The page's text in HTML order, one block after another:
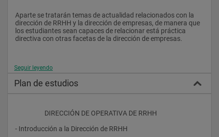
Aparte se tratarán temas de actualidad relacionados con la
dirección de RRHH y la dirección de empresas, de manera que
los estudiantes sean capaces de relacionar está práctica
directiva con otras facetas de la dirección de empresas.
Este Experto es uno de los dos que conforman la MAESTRÍA
DEL PERSONAL.
# Proyección:
Seguir leyendo
Plan de estudios
                    DIRECCIÓN DE OPERATIVA DE RRHH
- Introducción a la Dirección de RRHH